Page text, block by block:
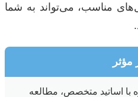
مناسب، می‌تواند به شما
مؤثر
با اساتید متخصص، مطالعه